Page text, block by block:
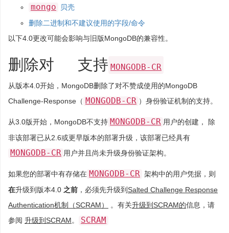
mongo
贝壳
删除二进制和不建议使用的字段/命令
以下4.0更改可能会影响与旧版MongoDB的兼容性。
删除对 支持 MONGODB-CR
从版本4.0开始，MongoDB删除了对不赞成使用的MongoDB
Challenge-Response（ MONGODB-CR ）身份验证机制的支持。
从3.0版开始，MongoDB不支持 MONGODB-CR 用户的创建， 除
非该部署已从2.6或更早版本的部署升级，该部署已经具有
MONGODB-CR 用户并且尚未升级身份验证架构。
如果您的部署中有存储在 MONGODB-CR 架构中的用户凭据，则
在升级到版本4.0 之前 ，必须先升级到Salted Challenge Response
Authentication机制（SCRAM）
。有关升级到SCRAM的信息，请
参阅 升级到SCRAM。 SCRAM